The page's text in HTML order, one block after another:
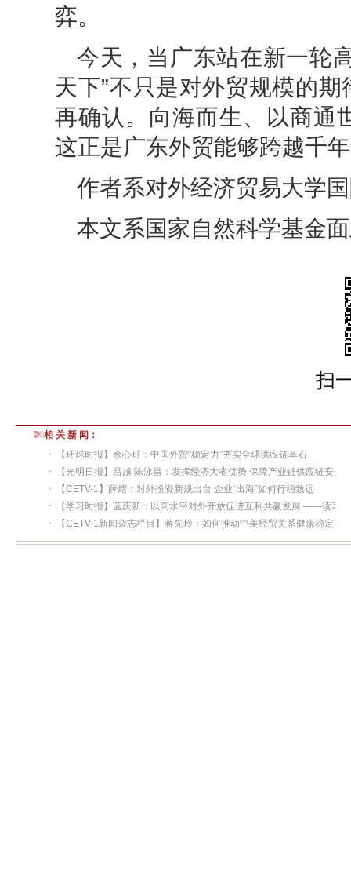
弈。
今天，当广东站在新一轮
天下”不只是对外贸规模的
再确认。向海而生、以商通
这正是广东外贸能够跨越千
作者系对外经济贸易大学
本文系国家自然科学基金
扫
相 关 新 闻：